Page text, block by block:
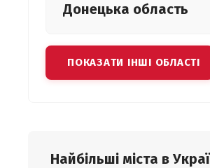
Донецька область
ПОКАЗАТИ ІНШІ ОБЛАСТІ
Найбільші міста в